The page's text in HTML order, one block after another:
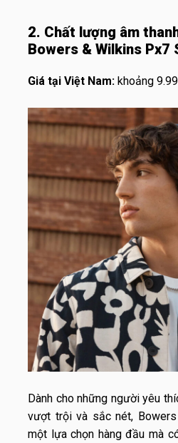
2. Chất lượng âm
Bowers & Wilkins Px7
Giá tại Việt Nam: khoảng
Dành cho những người yêu
vượt trội và sắc nét,
một lựa chọn hàng đầu mà